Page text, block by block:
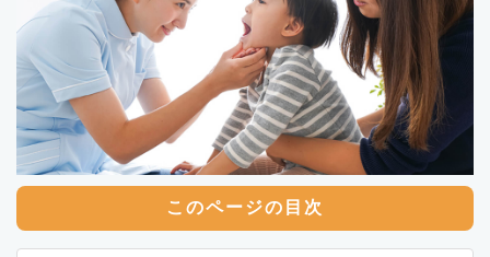
このページの目次